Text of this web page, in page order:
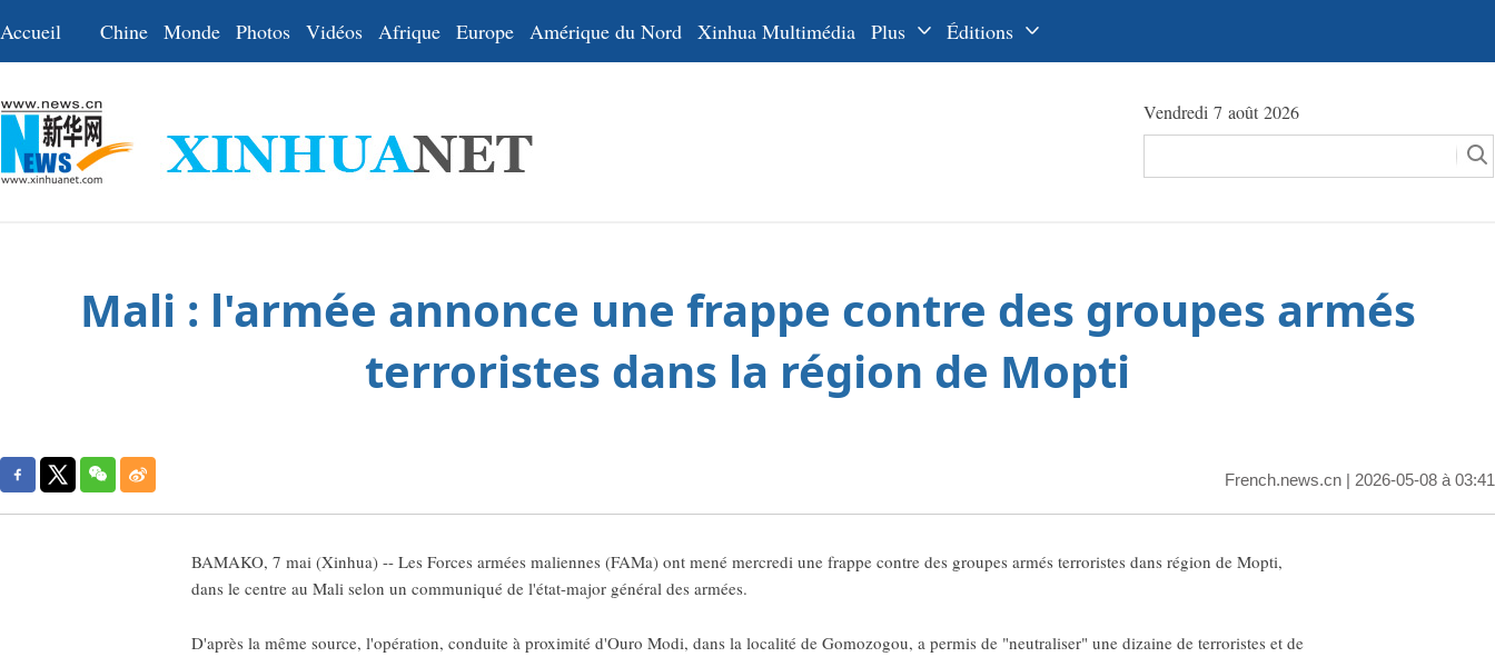
Accueil Chine Monde Photos Vidéos Afrique Europe Amérique du Nord Xinhua Multimédia Plus Éditions
عربي
日本語
Vendredi 7 août 2026
Mali : l'armée annonce une frappe contre des groupes armés
terroristes dans la région de Mopti
French.news.cn | 2026-05-08 à 03:41
BAMAKO, 7 mai (Xinhua) -- Les Forces armées maliennes (FAMa) ont mené mercredi une frappe contre des groupes armés terroristes dans région de Mopti,
dans le centre au Mali selon un communiqué de l'état-major général des armées.
D'après la même source, l'opération, conduite à proximité d'Ouro Modi, dans la localité de Gomozogou, a permis de "neutraliser" une dizaine de terroristes et de